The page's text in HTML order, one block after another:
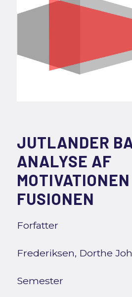
JUTLANDER
ANALYSE AF
FUSIONEN
Forfatter
Frederiksen, Dorthe
Semester